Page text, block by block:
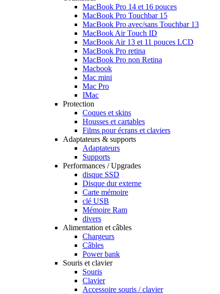
MacBook Pro 14 et 16 pouces
MacBook Pro Touchbar 15
MacBook Pro avec/sans Touchbar 13
MacBook Air Touch ID
MacBook Air 13 et 11 pouces LCD
MacBook Pro retina
MacBook Pro non Retina
Macbook
Mac mini
Mac Pro
IMac
Protection
Coques et skins
Housses et cartables
Films pour écrans et claviers
Adaptateurs & supports
Adaptateurs
Supports
Performances / Upgrades
disque SSD
Disque dur externe
Carte mémoire
clé USB
Mémoire Ram
divers
Alimentation et câbles
Chargeurs
Câbles
Power bank
Souris et clavier
Souris
Clavier
Accessoire souris / clavier